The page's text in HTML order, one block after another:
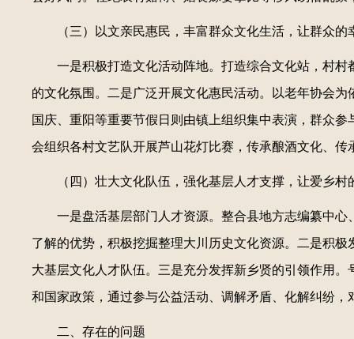
（三）以文亲民惠民，丰富群众文化生活，让群众的
一是积极打造文化活动阵地。打造综合文化站，村
的文化氛围。二是广泛开展文化惠民活动。以老年协会
国庆、重阳等重要节假日则由镇上组织集中表演，群众
会组织各村文艺队开展芦山花灯比赛，传承酿酒文化、
（四）壮大文化队伍，强化基层人才支撑，让爱乡村
一是盘活基层部门人才资源。整合县地方志编纂中
了解的优势，积极挖掘整理大川历史文化资源。二是积
大基层文化人才队伍。三是充分发挥新乡贤的引领作用
和国家政策，通过参与公益活动、调解矛盾、化解纠纷，
二、存在的问题